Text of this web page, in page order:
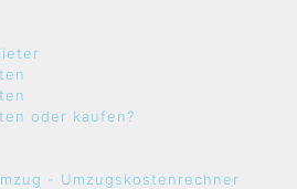
oder kaufen?
- Umzugskostenrechner